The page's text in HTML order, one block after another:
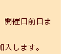
開催日前日ま
します。